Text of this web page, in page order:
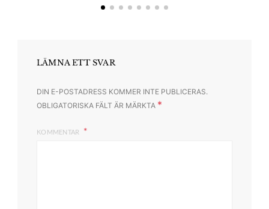
LÄMNA ETT SVAR
DIN E-POSTADRESS KOMMER INTE PUBLICERAS.
OBLIGATORISKA FÄLT ÄR MÄRKTA *
KOMMENTAR